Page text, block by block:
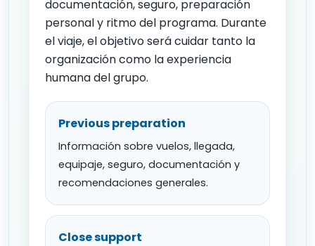
documentación, seguro, preparación
personal y ritmo del programa. Durante
el viaje, el objetivo será cuidar tanto la
organización como la experiencia
humana del grupo.
Previous preparation
Información sobre vuelos, llegada,
equipaje, seguro, documentación y
recomendaciones generales.
Close support